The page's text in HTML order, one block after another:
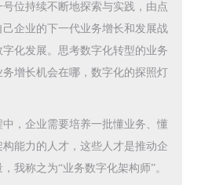
位持续不断地探索与实践，由点
企业的下一代业务增长和发展战
化发展。思考数字化转型的业务
增长机会在哪，数字化的探照灯
，企业需要培养一批懂业务、懂
能力的人才，这些人才是推动企
我称之为“业务数字化架构师”。